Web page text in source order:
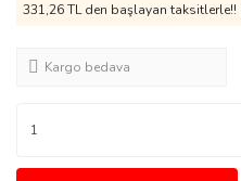
331,26 TL den başlayan taksitlerle!!
Kargo bedava